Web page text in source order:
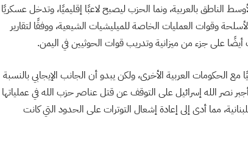
الناطق بالعربية، ونما الحزب ليصبح لاعبًا إقليميًا، وتدخل عسكريًا
وقوات العمليات الخاصة للميليشيات الشيعية، ووفقًا لتقارير
أيضًا على جزء من ميزانية وتدريب قوات الحوثيين في اليمن.
مع الحكومات العربية الأخرى، ولكن يبدو أن الجانب الإيجابي بالنسبة
الله كان يستحق هذا الثمن. فمنذ عام 2019 أجبر نصر الله إسرائيل على التوقف عن قتل عناصر حزب الله في عملياتها
مما أدى إلى إعادة إشعال التوترات على الحدود التي كانت